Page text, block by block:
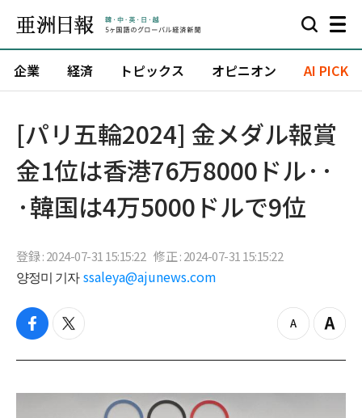
企業 経済 トピックス オピニオン AI PICK
[パリ五輪2024] 金メダル報賞
金1位は香港76万8000ドル··
·韓国は4万5000ドルで9位
登録 : 2024-07-31 15:15:22 修正 : 2024-07-31 15:15:22
양정미 기자 ssaleya@ajunews.com
f
c
b
t
i
t
z
o
o
Z
o
i